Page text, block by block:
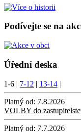
Podívejte se na
Úřední deska
1-6 | 7-12 | 13-14 |
Platný od: 7.8.2026
VOLBY do
Platný od: 7.7.2026